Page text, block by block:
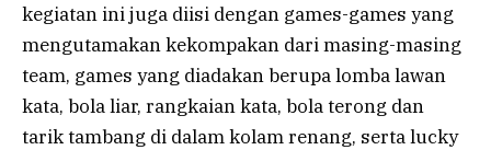
kegiatan ini juga diisi dengan games-games yang
mengutamakan kekompakan dari masing-masing
team, games yang diadakan berupa lomba lawan
kata, bola liar, rangkaian kata, bola terong dan
tarik tambang di dalam kolam renang, serta lucky